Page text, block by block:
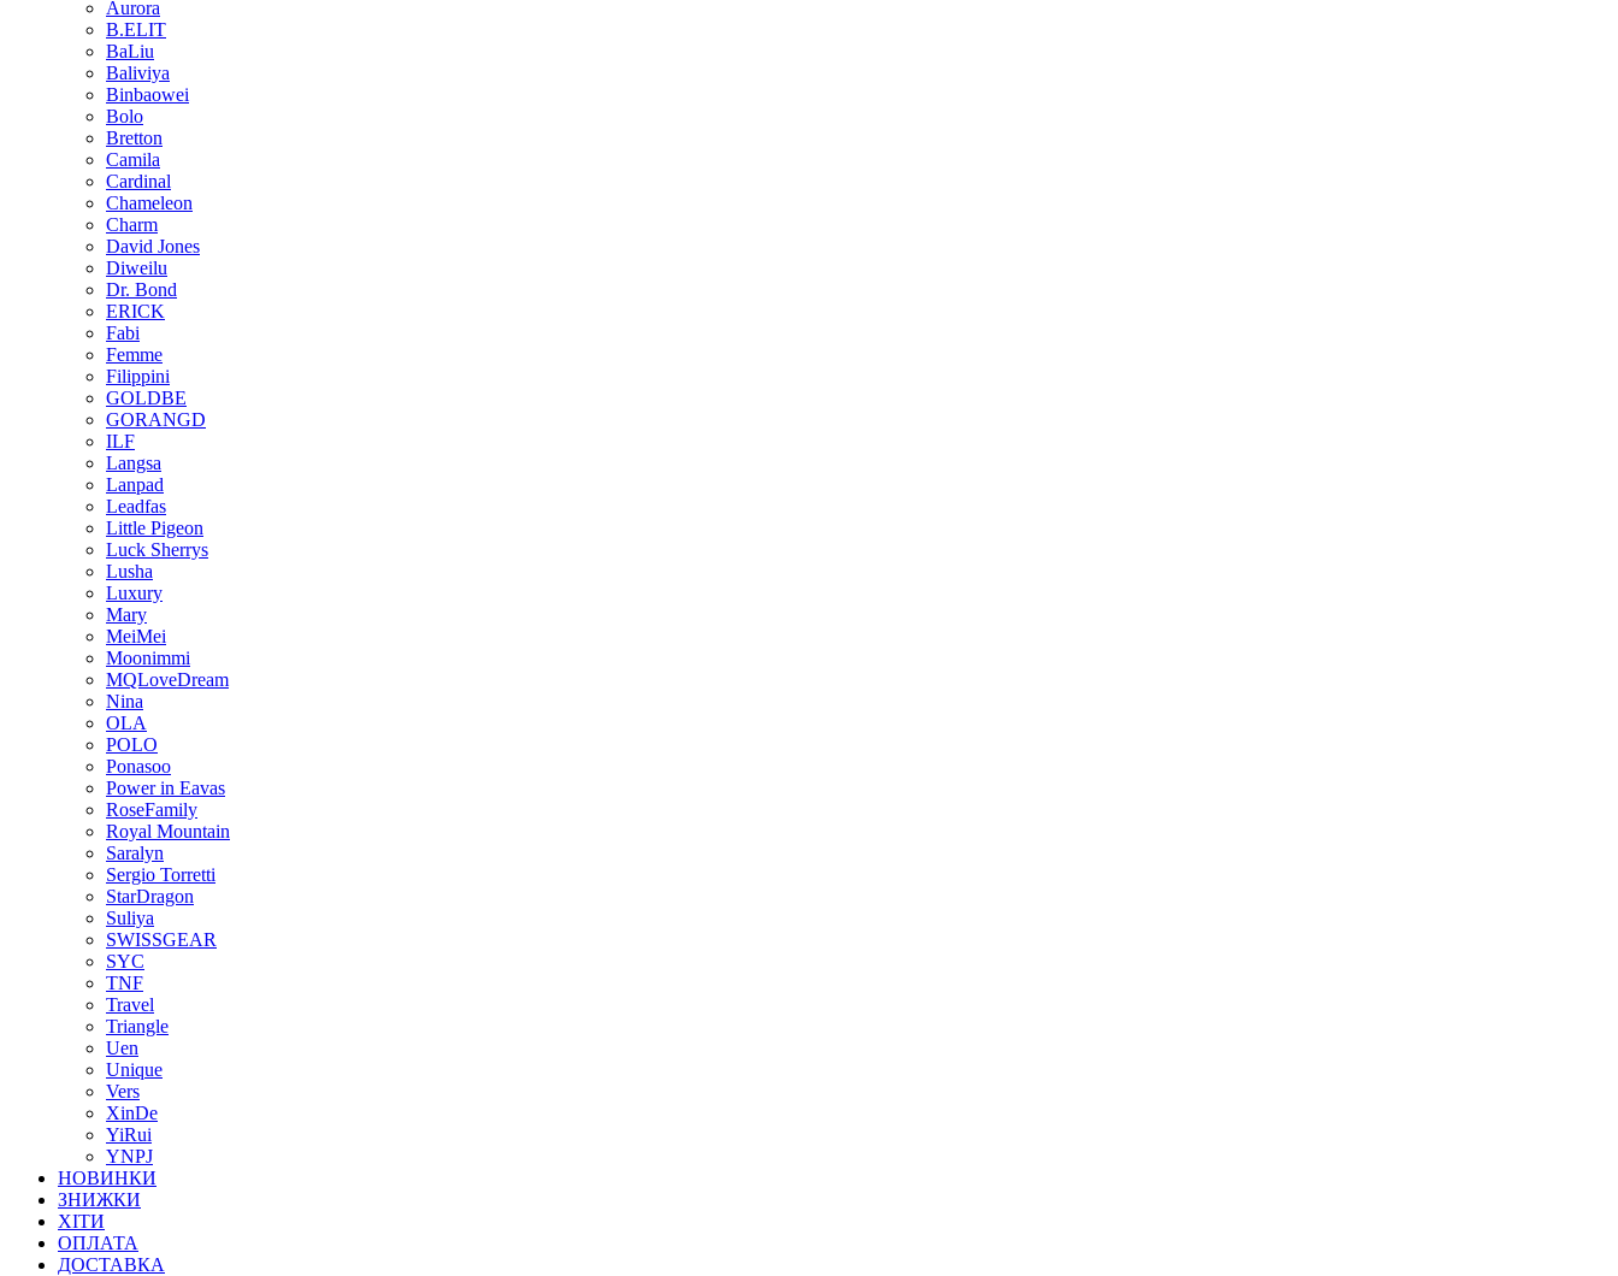
Aurora
B.ELIT
BaLiu
Baliviya
Binbaowei
Bolo
Bretton
Camila
Cardinal
Chameleon
Charm
David Jones
Diweilu
Dr. Bond
ERICK
Fabi
Femme
Filippini
GOLDBE
GORANGD
ILF
Langsa
Lanpad
Leadfas
Little Pigeon
Luck Sherrys
Lusha
Luxury
Mary
MeiMei
Moonimmi
MQLoveDream
Nina
OLA
POLO
Ponasoo
Power in Eavas
RoseFamily
Royal Mountain
Saralyn
Sergio Torretti
StarDragon
Suliya
SWISSGEAR
SYC
TNF
Travel
Triangle
Uen
Unique
Vers
XinDe
YiRui
YNPJ
НОВИНКИ
ЗНИЖКИ
ХІТИ
ОПЛАТА
ДОСТАВКА